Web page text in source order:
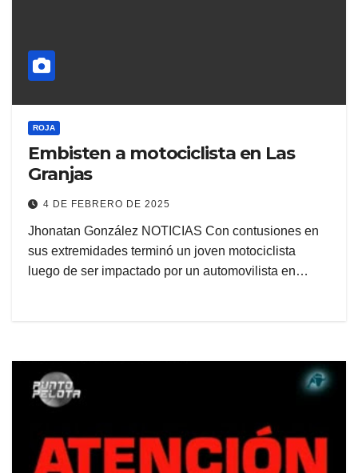
ROJA
Embisten a motociclista en Las
Granjas
4 DE FEBRERO DE 2025
Jhonatan González NOTICIAS Con contusiones en
sus extremidades terminó un joven motociclista
luego de ser impactado por un automovilista en…